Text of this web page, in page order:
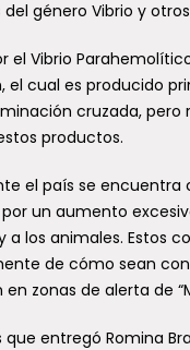
género Vibrio y
el Vibrio
cual es producido
cruzada, pero
productos.
el país se encuentra
por un aumento
los animales. Estos
de cómo sean
zonas de alerta de
entregó Romina